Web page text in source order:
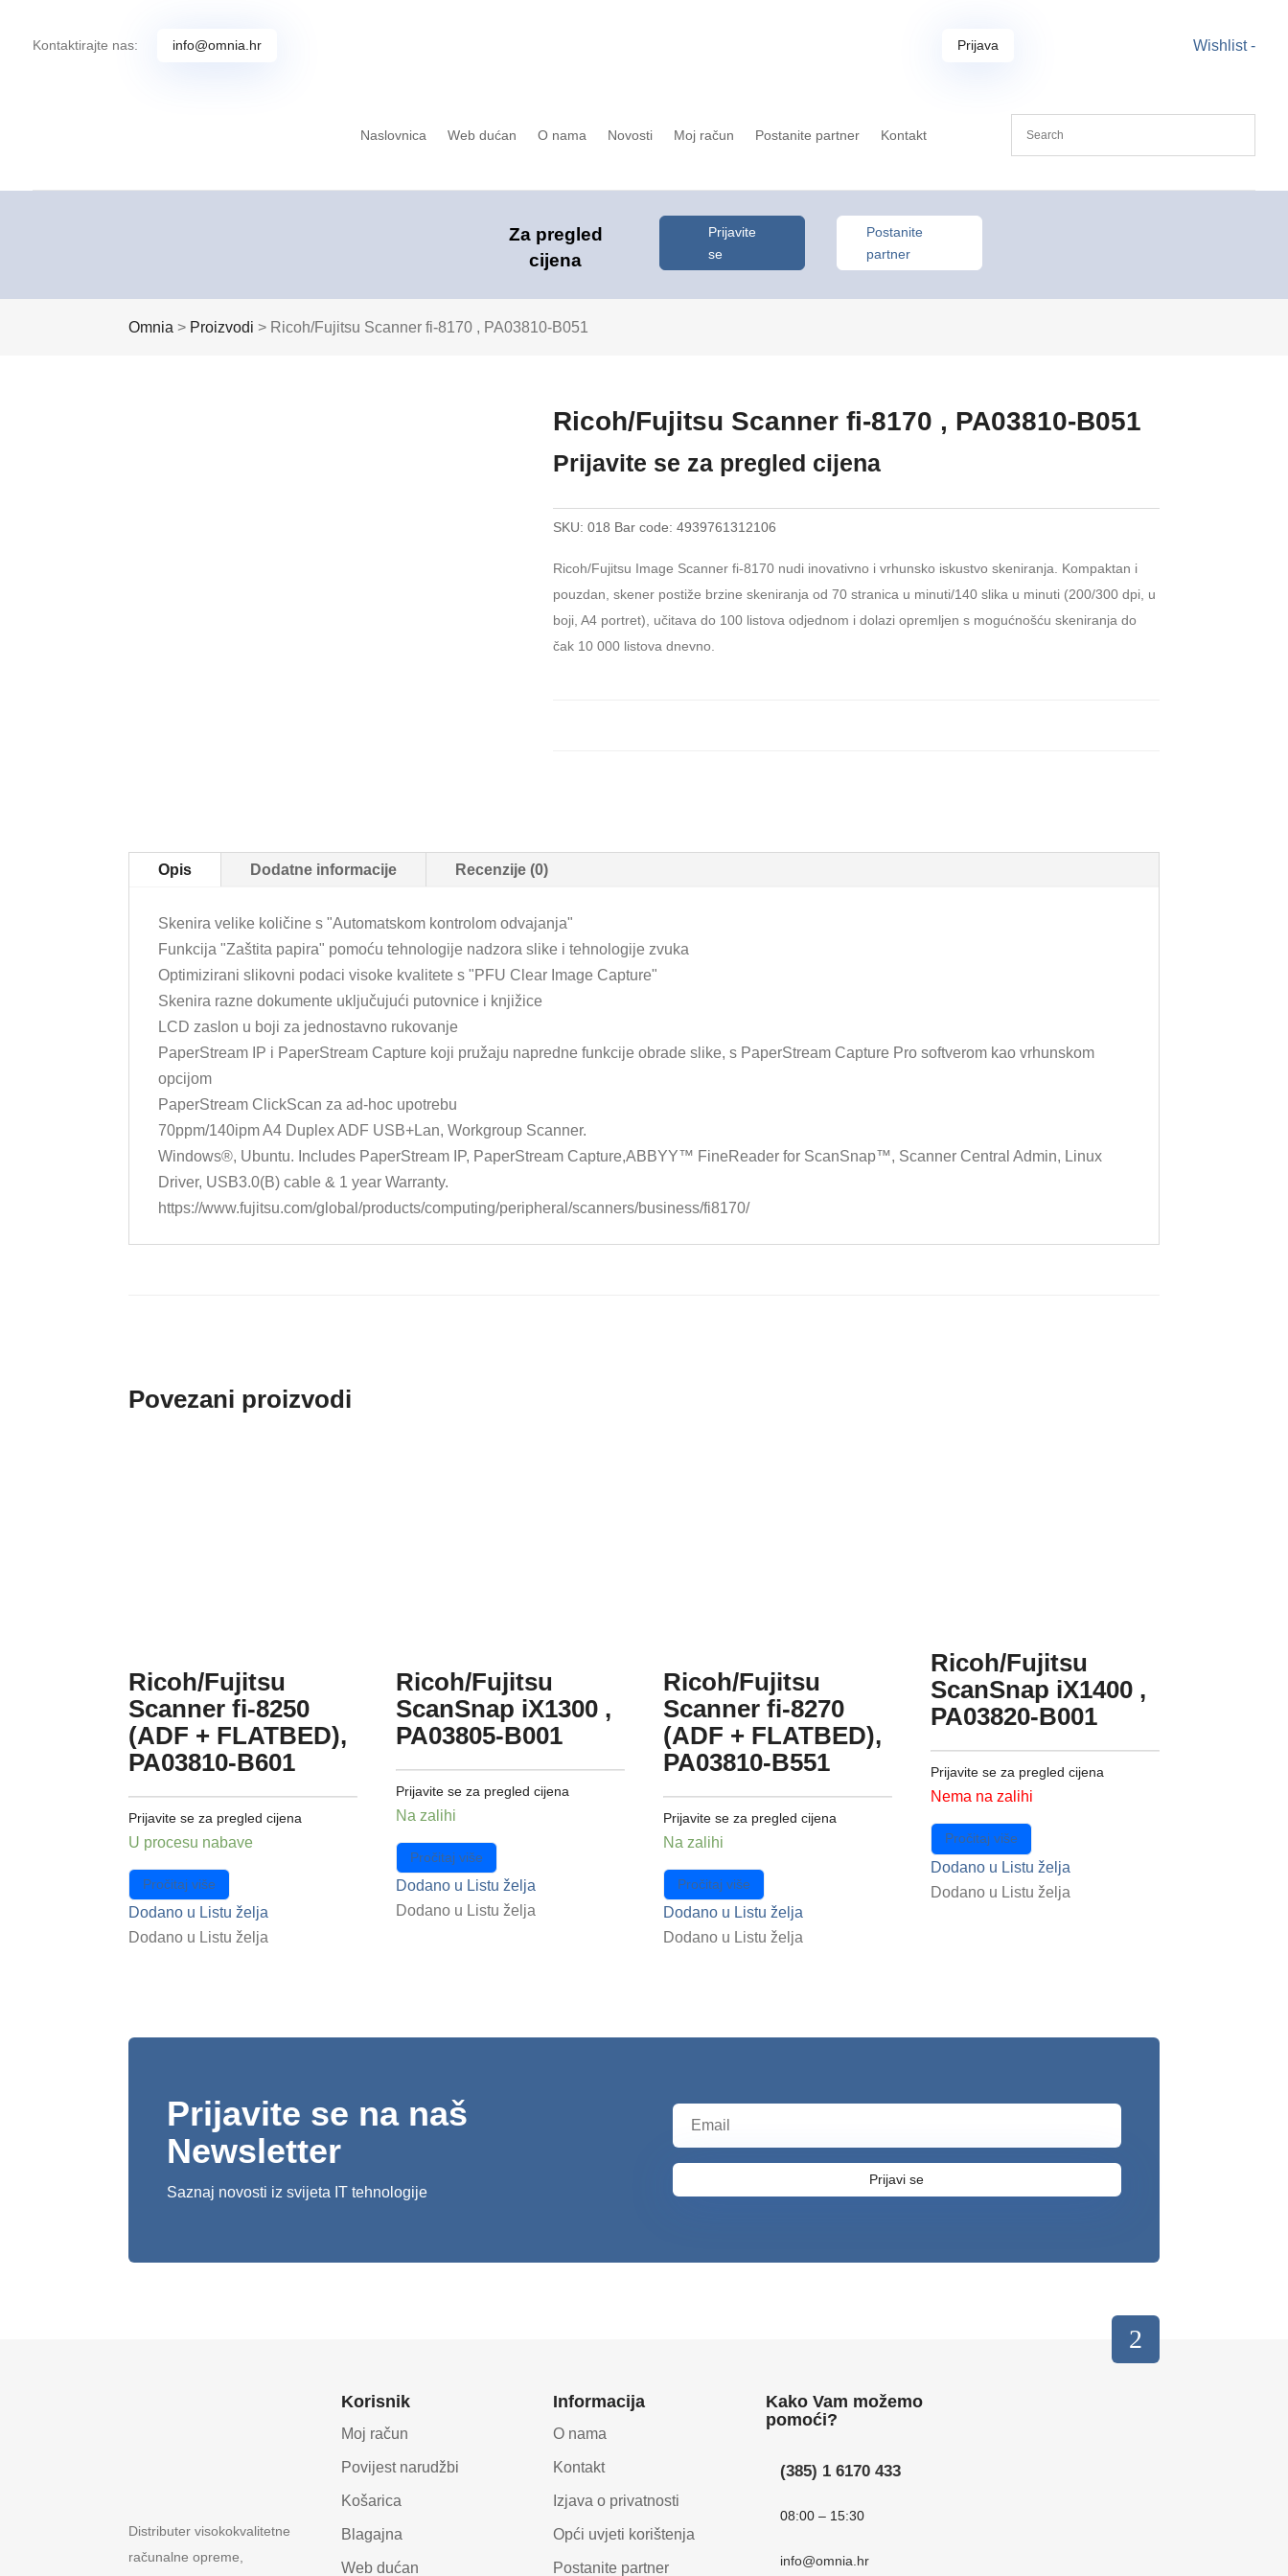
Kontaktirajte nas: info@omnia.hr Prijava Wishlist -
Naslovnica Web dućan O nama Novosti Moj račun Postanite partner Kontakt
Za pregled
cijena
Prijavite
se
Postanite
partner
Omnia > Proizvodi > Ricoh/Fujitsu Scanner fi-8170 , PA03810-B051
Ricoh/Fujitsu Scanner fi-8170 , PA03810-B051
Prijavite se za pregled cijena
SKU:018 Bar code:4939761312106
Ricoh/Fujitsu Image Scanner fi-8170 nudi inovativno i vrhunsko iskustvo skeniranja. Kompaktan i
pouzdan, skener postiže brzine skeniranja od 70 stranica u minuti/140 slika u minuti (200/300 dpi, u
boji, A4 portret), učitava do 100 listova odjednom i dolazi opremljen s mogućnošću skeniranja do
čak 10 000 listova dnevno.
Opis Dodatne informacije Recenzije (0)
Skenira velike količine s "Automatskom kontrolom odvajanja"
Funkcija "Zaštita papira" pomoću tehnologije nadzora slike i tehnologije zvuka
Optimizirani slikovni podaci visoke kvalitete s "PFU Clear Image Capture"
Skenira razne dokumente uključujući putovnice i knjižice
LCD zaslon u boji za jednostavno rukovanje
PaperStream IP i PaperStream Capture koji pružaju napredne funkcije obrade slike, s PaperStream Capture Pro softverom kao vrhunskom
opcijom
PaperStream ClickScan za ad-hoc upotrebu
70ppm/140ipm A4 Duplex ADF USB+Lan, Workgroup Scanner.
Windows®, Ubuntu. Includes PaperStream IP, PaperStream Capture,ABBYY™ FineReader for ScanSnap™, Scanner Central Admin, Linux
Driver, USB3.0(B) cable & 1 year Warranty.
https://www.fujitsu.com/global/products/computing/peripheral/scanners/business/fi8170/
Povezani proizvodi
Ricoh/Fujitsu
Scanner fi-8250
(ADF + FLATBED),
PA03810-B601
Prijavite se za pregled cijena
U procesu nabave
Pročitaj više
Dodano u Listu želja
Dodano u Listu želja
Ricoh/Fujitsu
ScanSnap iX1300 ,
PA03805-B001
Prijavite se za pregled cijena
Na zalihi
Pročitaj više
Dodano u Listu želja
Dodano u Listu želja
Ricoh/Fujitsu
Scanner fi-8270
(ADF + FLATBED),
PA03810-B551
Prijavite se za pregled cijena
Na zalihi
Pročitaj više
Dodano u Listu želja
Dodano u Listu želja
Ricoh/Fujitsu
ScanSnap iX1400 ,
PA03820-B001
Prijavite se za pregled cijena
Nema na zalihi
Pročitaj više
Dodano u Listu želja
Dodano u Listu želja
Prijavite se na naš
Newsletter
Saznaj novosti iz svijeta IT tehnologije
Prijavi se
Distributer visokokvalitetne
računalne opreme,
Korisnik
Moj račun
Povijest narudžbi
Košarica
Blagajna
Web dućan
Informacija
O nama
Kontakt
Izjava o privatnosti
Opći uvjeti korištenja
Postanite partner
Kako Vam možemo
pomoći?
(385) 1 6170 433
08:00 – 15:30
info@omnia.hr